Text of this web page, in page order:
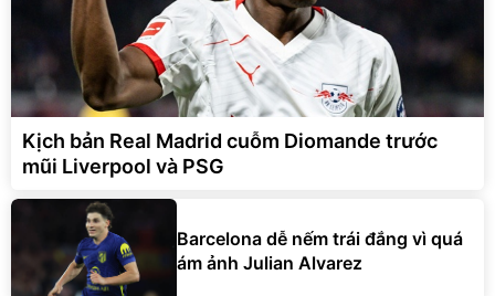
Kịch bản Real Madrid cuỗm Diomande trước
mũi Liverpool và PSG
Barcelona dễ nếm trái đắng vì quá
ám ảnh Julian Alvarez